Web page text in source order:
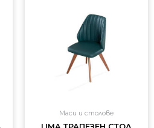
Маси и столове